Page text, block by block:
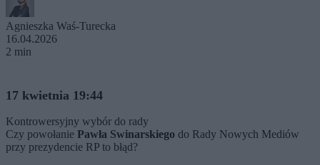
Agnieszka Waś-Turecka
16.04.2026
2 min
17 kwietnia 19:44
Kontrowersyjny wybór do rady
Czy powołanie Pawła Swinarskiego do Rady Nowych Mediów
przy prezydencie RP to błąd?